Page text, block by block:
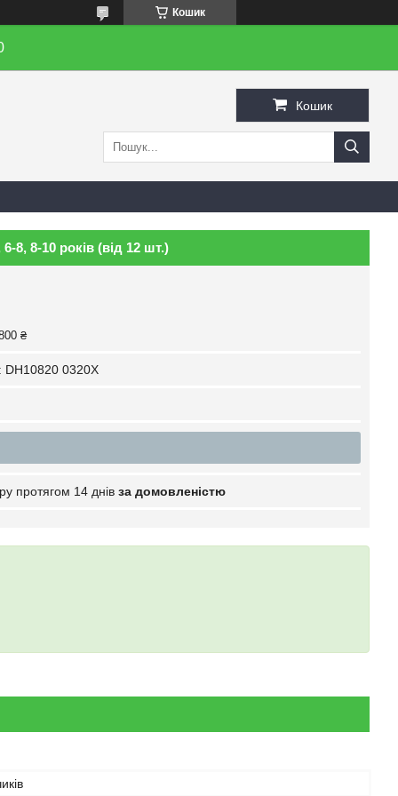
Кошик
Кошик
8, 8-10 років (від 12 шт.)
₴
DH10820 0320X
протягом 14 днів за домовленістю